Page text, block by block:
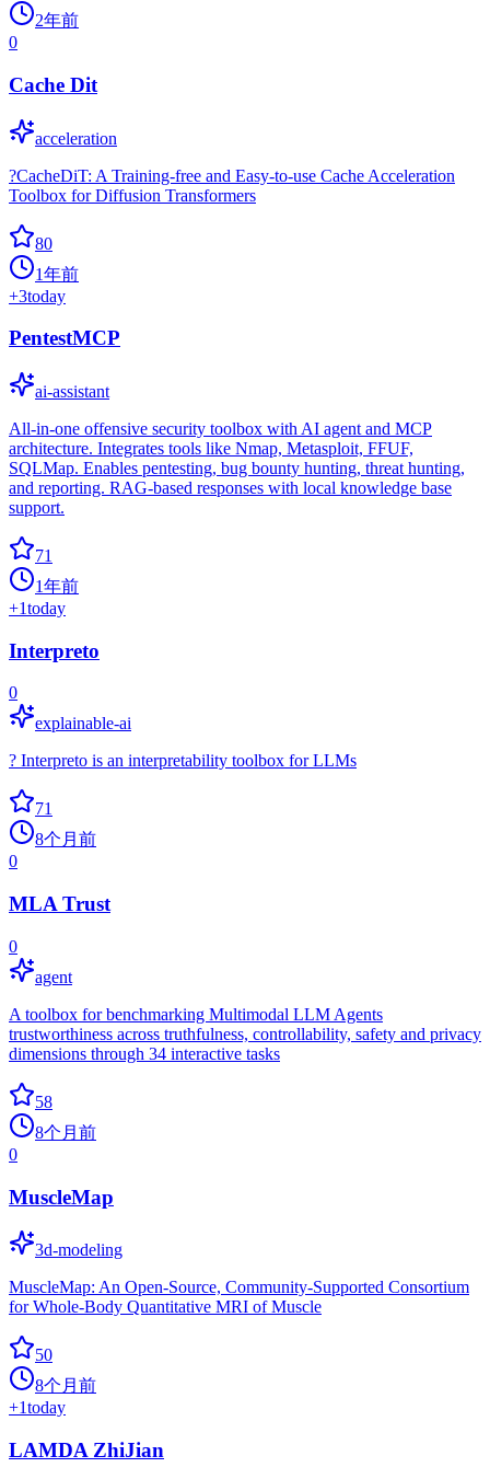
2年前
0
Cache Dit
acceleration
?CacheDiT: A Training-free and Easy-to-use Cache Acceleration
Toolbox for Diffusion Transformers
80
1年前
+3today
PentestMCP
ai-assistant
All-in-one offensive security toolbox with AI agent and MCP
architecture. Integrates tools like Nmap, Metasploit, FFUF,
SQLMap. Enables pentesting, bug bounty hunting, threat hunting,
and reporting. RAG-based responses with local knowledge base
support.
71
1年前
+1today
Interpreto
0
explainable-ai
? Interpreto is an interpretability toolbox for LLMs
71
8个月前
0
MLA Trust
0
agent
A toolbox for benchmarking Multimodal LLM Agents
trustworthiness across truthfulness, controllability, safety and privacy
dimensions through 34 interactive tasks
58
8个月前
0
MuscleMap
3d-modeling
MuscleMap: An Open-Source, Community-Supported Consortium
for Whole-Body Quantitative MRI of Muscle
50
8个月前
+1today
LAMDA ZhiJian